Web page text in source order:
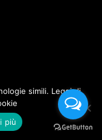
simili. Leggi di
più